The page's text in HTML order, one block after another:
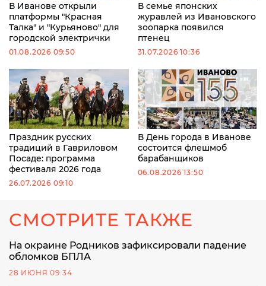
В Иванове открыли
платформы "Красная
Талка" и "Курьяново" для
городской электрички
01.08.2026 09:50
В семье японских
журавлей из Ивановского
зоопарка появился
птенец
31.07.2026 10:36
Праздник русских
традиций в Гавриловом
Посаде: программа
фестиваля 2026 года
26.07.2026 09:10
В День города в Иванове
состоится флешмоб
барабанщиков
06.08.2026 13:50
СМОТРИТЕ ТАКЖЕ
На окраине Родников зафиксировали падение
обломков БПЛА
28 ИЮНЯ 09:34